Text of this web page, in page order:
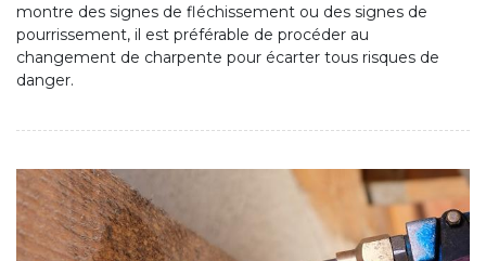
montre des signes de fléchissement ou des signes de
pourrissement, il est préférable de procéder au
changement de charpente pour écarter tous risques de
danger.